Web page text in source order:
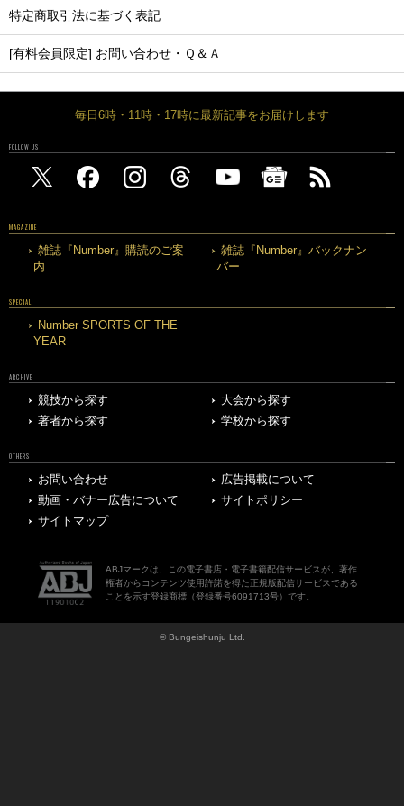
特定商取引法に基づく表記
[有料会員限定] お問い合わせ・Ｑ＆Ａ
毎日6時・11時・17時に最新記事をお届けします
FOLLOW US
MAGAZINE
雑誌『Number』購読のご案
内
雑誌『Number』バックナン
バー
SPECIAL
Number SPORTS OF THE
YEAR
ARCHIVE
競技から探す
大会から探す
著者から探す
学校から探す
OTHERS
お問い合わせ
広告掲載について
動画・バナー広告について
サイトポリシー
サイトマップ
ABJマークは、この電子書店・電子書籍配信サービスが、著作
権者からコンテンツ使用許諾を得た正規版配信サービスである
ことを示す登録商標（登録番号6091713号）です。
© Bungeishunju Ltd.